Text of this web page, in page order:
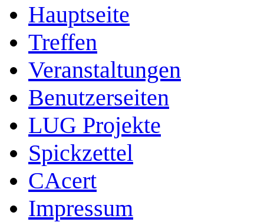
Hauptseite
Treffen
Veranstaltungen
Benutzerseiten
LUG Projekte
Spickzettel
CAcert
Impressum